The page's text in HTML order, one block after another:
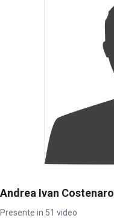
Andrea Ivan Costenaro
Presente in 51 video